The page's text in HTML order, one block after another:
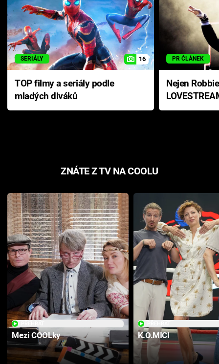
Cool Esport
Pořady
TV Program
Sledujte prima+
Přihlášení
SERIÁLY 16
TOP filmy a seriály podle
mladých diváků
PR ČLÁNEK
Nejen
hvězdy,
ZNÁTE Z TV NA COOLU
Mezi COOLky K.O.MICI